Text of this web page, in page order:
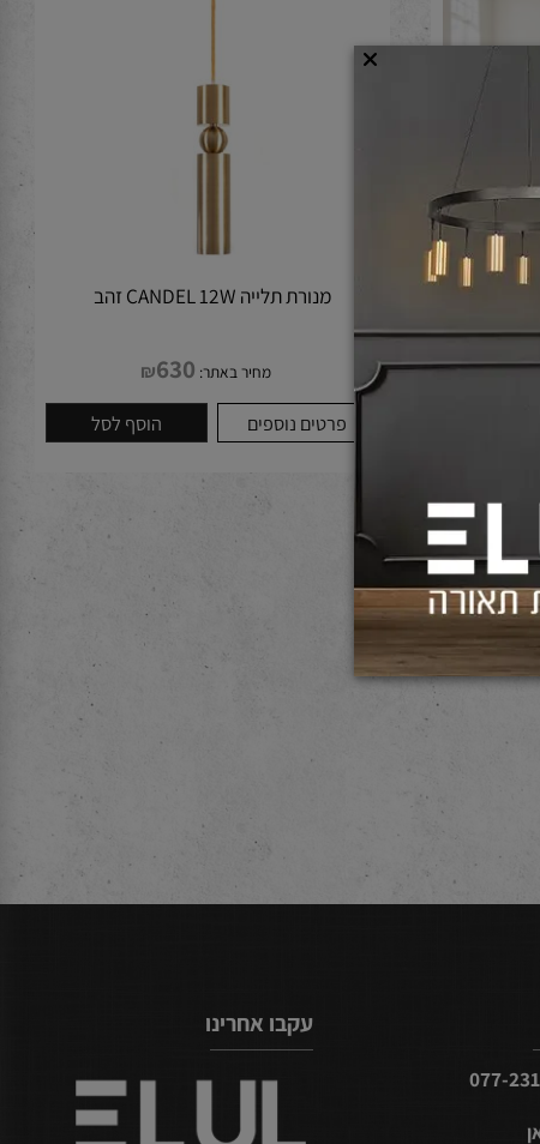
מחיר באתר: ₪